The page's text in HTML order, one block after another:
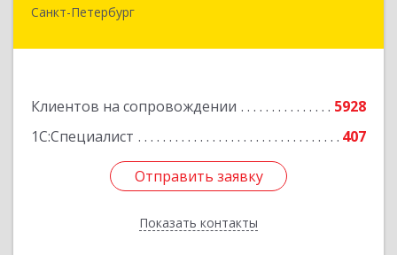
Санкт-Петербург
Клиентов на сопровождении
5928
1С:Специалист
407
Отправить заявку
Показать контакты
195112, Санкт-Петербург г, Заневский пр-кт,
Отправить заявку
Назад